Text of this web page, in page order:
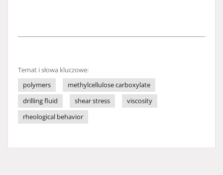
Temat i słowa kluczowe:
polymers
methylcellulose carboxylate
drilling fluid
shear stress
viscosity
rheological behavior